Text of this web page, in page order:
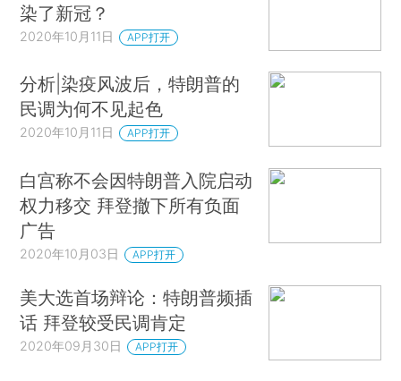
染了新冠？
2020年10月11日 APP打开
分析|染疫风波后，特朗普的
民调为何不见起色
2020年10月11日 APP打开
白宫称不会因特朗普入院启动
权力移交 拜登撤下所有负面
广告
2020年10月03日 APP打开
美大选首场辩论：特朗普频插
话 拜登较受民调肯定
2020年09月30日 APP打开